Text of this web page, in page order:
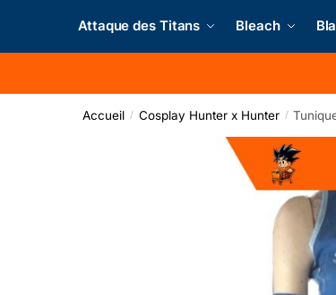
Attaque des Titans Bleach
Accueil / Cosplay Hunter x Hunter /